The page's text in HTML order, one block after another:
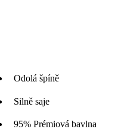
Odolá špíně
Silně saje
95% Prémiová bavlna